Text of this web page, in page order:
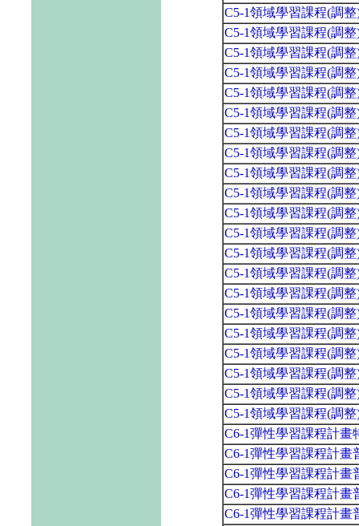
C5-1領域學習課程(調
C5-1領域學習課程(調
C5-1領域學習課程(調
C5-1領域學習課程(調
C5-1領域學習課程(調
C5-1領域學習課程(調
C5-1領域學習課程(調
C5-1領域學習課程(調
C5-1領域學習課程(調
C5-1領域學習課程(調
C5-1領域學習課程(調
C5-1領域學習課程(調
C5-1領域學習課程(調
C5-1領域學習課程(調
C5-1領域學習課程(調
C5-1領域學習課程(調
C5-1領域學習課程(調
C5-1領域學習課程(調
C5-1領域學習課程(調
C5-1領域學習課程(調
C5-1領域學習課程(調
C6-1彈性學習課程計畫
C6-1彈性學習課程計畫
C6-1彈性學習課程計畫
C6-1彈性學習課程計畫
C6-1彈性學習課程計畫